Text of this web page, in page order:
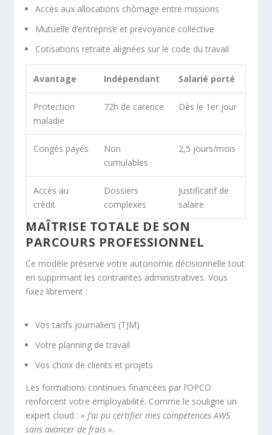
Accès aux allocations chômage entre missions
Mutuelle d’entreprise et prévoyance collective
Cotisations retraite alignées sur le code du travail
Avantage Indépendant Salarié porté
Protection
maladie
72h de carence Dès le 1er jour
Congés payés
Non
cumulables
2,5 jours/mois
Accès au
crédit
Dossiers
complexes
Justificatif de
salaire
MAÎTRISE TOTALE DE SON
PARCOURS PROFESSIONNEL
Ce modèle préserve votre autonomie décisionnelle tout
en supprimant les contraintes administratives. Vous
fixez librement :
Vos tarifs journaliers (TJM)
Votre planning de travail
Vos choix de clients et projets
Les formations continues financées par l’OPCO
renforcent votre employabilité. Comme le souligne un
expert cloud :« J’ai pu certifier mes compétences AWS
sans avancer de frais ».